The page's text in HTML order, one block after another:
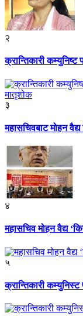
२
क्रान्तिकारी कम्युनिष्ट
३
महासचिवबाट मोहन
४
महासचिव मोहन वैद्य
५
क्रान्तिकारी कम्युनिस्ट